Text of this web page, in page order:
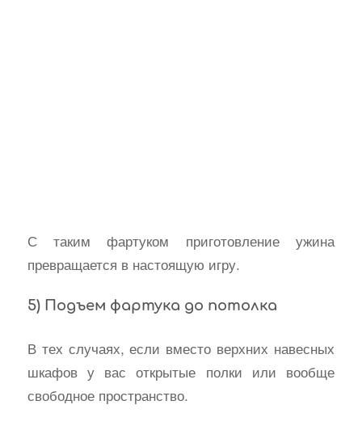
С таким фартуком приготовление ужина
превращается в настоящую игру.
5) Подъем фартука до потолка
В тех случаях, если вместо верхних навесных
шкафов у вас открытые полки или вообще
свободное пространство.